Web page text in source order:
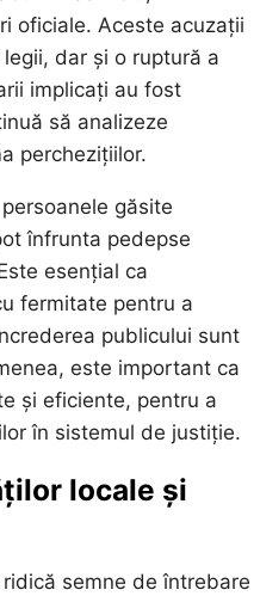
oficiale. Aceste acuzații
dar și o ruptură a
implicați au fost
să analizeze
perchezițiilor.
găsite
înfrunta pedepse
esențial ca
fermitate pentru a
publicului sunt
este important ca
și eficiente, pentru a
în sistemul de justiție.
locale și
semne de întrebare